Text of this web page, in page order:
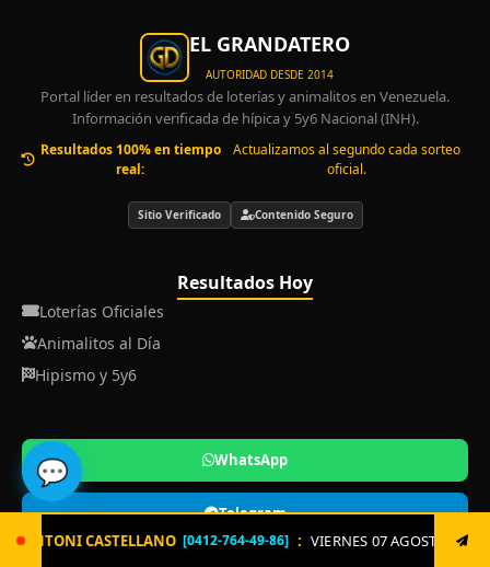
49-86] : VIERNES 07 AGOSTO. Envía ya: LOTERIA al 8621 un solo
EL GRANDATERO
AUTORIDAD DESDE 2014
Portal líder en resultados de loterías y animalitos en Venezuela.
Información verificada de hípica y 5y6 Nacional (INH).
Resultados 100% en tiempo
real:
Actualizamos al segundo cada sorteo
oficial.
Sitio Verificado Contenido Seguro
Resultados Hoy
Loterías Oficiales
Animalitos al Día
Hipismo y 5y6
WhatsApp
Telegram
💬